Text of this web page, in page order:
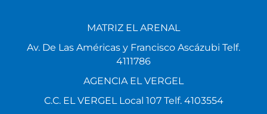
MATRIZ EL ARENAL
Av. De Las Américas y Francisco Ascázubi Telf.
4111786
AGENCIA EL VERGEL
C.C. EL VERGEL Local 107 Telf. 4103554